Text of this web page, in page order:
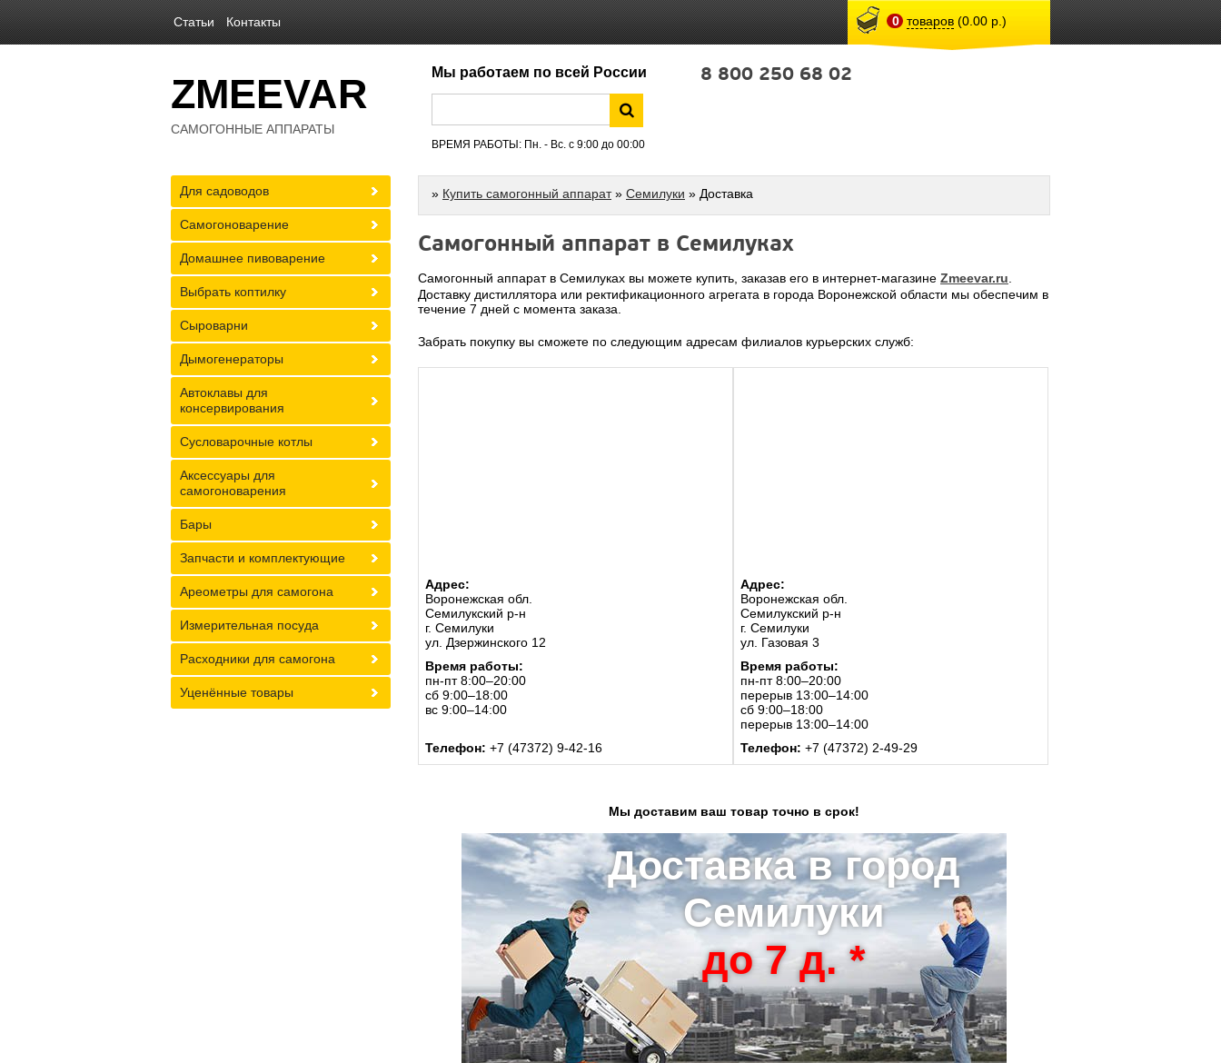
Статьи Контакты 0 товаров(0.00 р.)
ZMEEVAR
САМОГОННЫЕ АППАРАТЫ
Мы работаем по всей России
ВРЕМЯ РАБОТЫ: Пн. - Вс. с 9:00 до 00:00
8 800 250 68 02
» Купить самогонный аппарат» Семилуки » Доставка
Самогонный аппарат в Семилуках
Самогонный аппарат в Семилуках вы можете купить, заказав его в интернет-магазине Zmeevar.ru
Доставку дистиллятора или ректификационного агрегата в города Воронежской области мы обеспечим в
течение 7 дней с момента заказа.
Забрать покупку вы сможете по следующим адресам филиалов курьерских служб:
Адрес:
Воронежская обл.
Семилукский р-н
г. Семилуки
ул. Дзержинского 12
Время работы:
пн-пт 8:00–20:00
сб 9:00–18:00
вс 9:00–14:00
Телефон: +7 (47372) 9-42-16
Адрес:
Воронежская обл.
Семилукский р-н
г. Семилуки
ул. Газовая 3
Время работы:
пн-пт 8:00–20:00
перерыв 13:00–14:00
сб 9:00–18:00
перерыв 13:00–14:00
Телефон: +7 (47372) 2-49-29
Мы доставим ваш товар точно в срок!
Доставка в город
Семилуки
до 7 д. *
Для садоводов
Самогоноварение
Домашнее пивоварение
Выбрать коптилку
Сыроварни
Дымогенераторы
Автоклавы для
консервирования
Сусловарочные котлы
Аксессуары для
самогоноварения
Бары
Запчасти и комплектующие
Ареометры для самогона
Измерительная посуда
Расходники для самогона
Уценённые товары